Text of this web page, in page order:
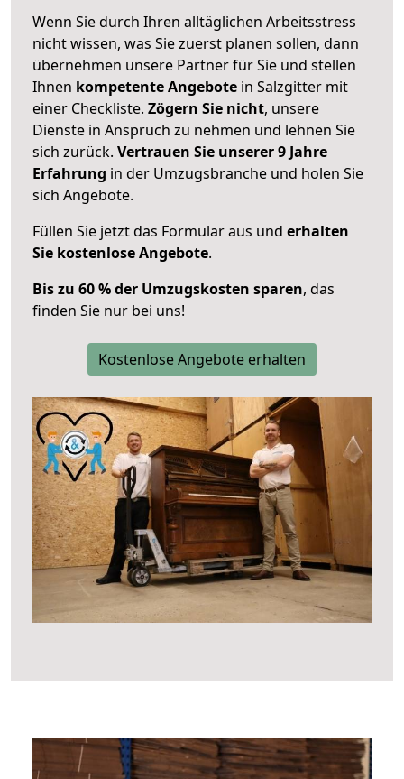
Wenn Sie durch Ihren alltäglichen Arbeitsstress
nicht wissen, was Sie zuerst planen sollen, dann
übernehmen unsere Partner für Sie und stellen
Ihnen kompetente Angebote in Salzgitter mit
einer Checkliste. Zögern Sie nicht, unsere
Dienste in Anspruch zu nehmen und lehnen Sie
sich zurück. Vertrauen Sie unserer 9 Jahre
Erfahrung in der Umzugsbranche und holen Sie
sich Angebote.
Füllen Sie jetzt das Formular aus und erhalten
Sie kostenlose Angebote.
Bis zu 60 % der Umzugskosten sparen, das
finden Sie nur bei uns!
Kostenlose Angebote erhalten